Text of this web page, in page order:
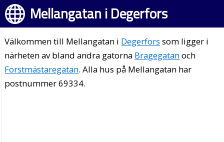
Mellangatan i Degerfors
Välkommen till Mellangatan i Degerfors som ligger i
närheten av bland andra gatorna Bragegatanoch
Forstmästaregatan. Alla hus på Mellangatan har
postnummer 69334.